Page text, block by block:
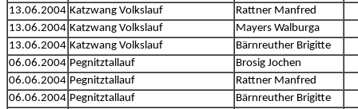
13.06.2004 Katzwang Volkslauf
Rattner Manfred
13.06.2004 Katzwang Volkslauf
Mayers Walburga
13.06.2004 Katzwang Volkslauf
Bärnreuther Brigitte
06.06.2004 Pegnitztallauf
Brosig Jochen
06.06.2004 Pegnitztallauf
Rattner Manfred
06.06.2004 Pegnitztallauf
Bärnreuther Brigitte